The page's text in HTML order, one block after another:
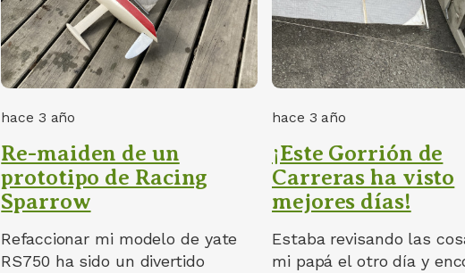
hace 3 año
Re-maiden de un
prototipo de Racing
Sparrow
Refaccionar mi modelo de yate
RS750 ha sido un divertido
hace 3 año
¡Este Gorrión de
Carreras ha visto
mejores días!
Estaba revisando las
mi papá el otro día y